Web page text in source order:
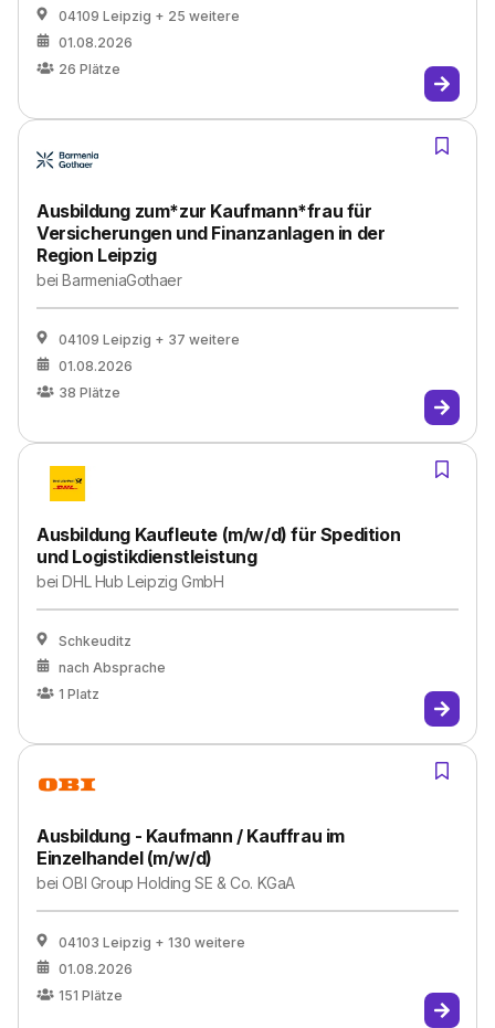
04109 Leipzig + 25 weitere
01.08.2026
26 Plätze
Ausbildung zum*zur Kaufmann*frau für
Versicherungen und Finanzanlagen in der
Region Leipzig
beiBarmeniaGothaer
04109 Leipzig + 37 weitere
01.08.2026
38 Plätze
Ausbildung Kaufleute (m/w/d) für Spedition
und Logistikdienstleistung
beiDHL Hub Leipzig GmbH
Schkeuditz
nach Absprache
1 Platz
Ausbildung - Kaufmann / Kauffrau im
Einzelhandel (m/w/d)
beiOBI Group Holding SE & Co. KGaA
04103 Leipzig + 130 weitere
01.08.2026
151 Plätze